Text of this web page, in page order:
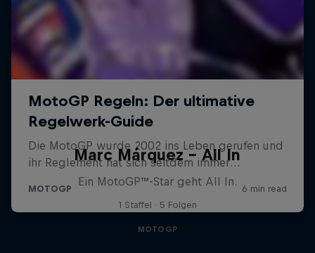
Marc Márquez – All In
Ein MotoGP™-Star geht All In.
1 Staffel · 5 Folgen
MOTOGP